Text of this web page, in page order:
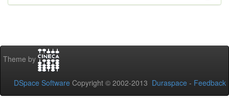
Theme by
DSpace Software Copyright © 2002-2013 Duraspace - Feedback